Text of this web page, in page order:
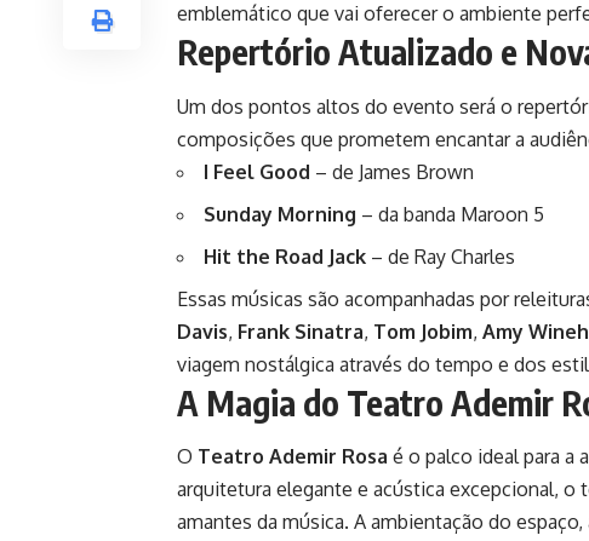
emblemático que vai oferecer o ambiente
Repertório Atualizado e
Um dos pontos altos do evento será o
composições que prometem encantar a
I Feel Good – de James Brown
Sunday Morning – da banda Maroon 5
Hit the Road Jack – de Ray Charles
Essas músicas são acompanhadas por
Davis, Frank Sinatra, Tom Jobim, Amy
viagem nostálgica através do tempo e dos
A Magia do Teatro Ademir
O Teatro Ademir Rosa é o palco ideal para a
arquitetura elegante e acústica excepcional, o
amantes da música. A ambientação do